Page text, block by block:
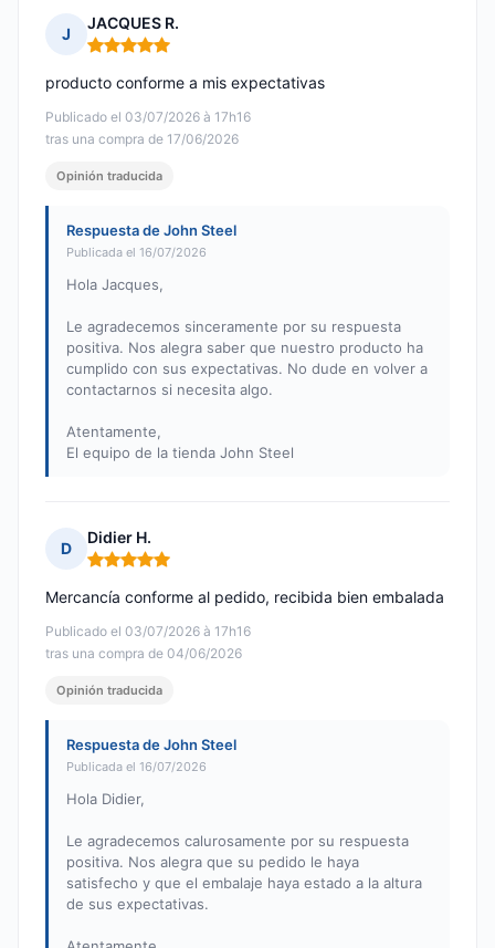
J
JACQUES R.
Nota: 5 de 5
Publicado el 03/07/2026 à 17h16
tras una compra de 17/06/2026
producto conforme a mis expectativas
Opinión traducida
Respuesta de John Steel
Publicada el 16/07/2026
Hola Jacques,
Le agradecemos sinceramente por su respuesta
positiva. Nos alegra saber que nuestro producto ha
cumplido con sus expectativas. No dude en volver a
contactarnos si necesita algo.
Atentamente,
El equipo de la tienda John Steel
D
Didier H.
Nota: 5 de 5
Publicado el 03/07/2026 à 17h16
tras una compra de 04/06/2026
Mercancía conforme al pedido, recibida bien embalada
Opinión traducida
Respuesta de John Steel
Publicada el 16/07/2026
Hola Didier,
Le agradecemos calurosamente por su respuesta
positiva. Nos alegra que su pedido le haya
satisfecho y que el embalaje haya estado a la altura
de sus expectativas.